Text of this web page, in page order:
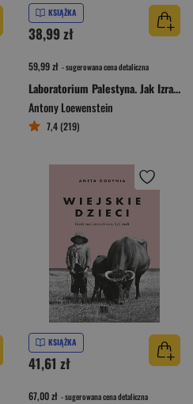
KSIĄŻKA
38,99 zł
59,99 zł - sugerowana cena detaliczna
Laboratorium Palestyna. Jak Izrael eksportuje technologię przemocy na cały świat
Antony Loewenstein
7,4 (219)
KSIĄŻKA
41,61 zł
67,00 zł - sugerowana cena detaliczna